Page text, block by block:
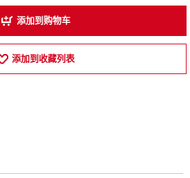
添加到购物车
添加到收藏列表